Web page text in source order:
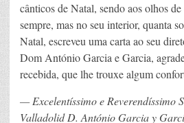
cânticos de Natal, sendo aos olhos
sempre, mas no seu interior, quanta
Natal, escreveu uma carta ao seu
Dom António Garcia e Garcia,
recebida, que lhe trouxe algum
— Excelentíssimo e Reverendíssimo
Valladolid D. António Garcia y